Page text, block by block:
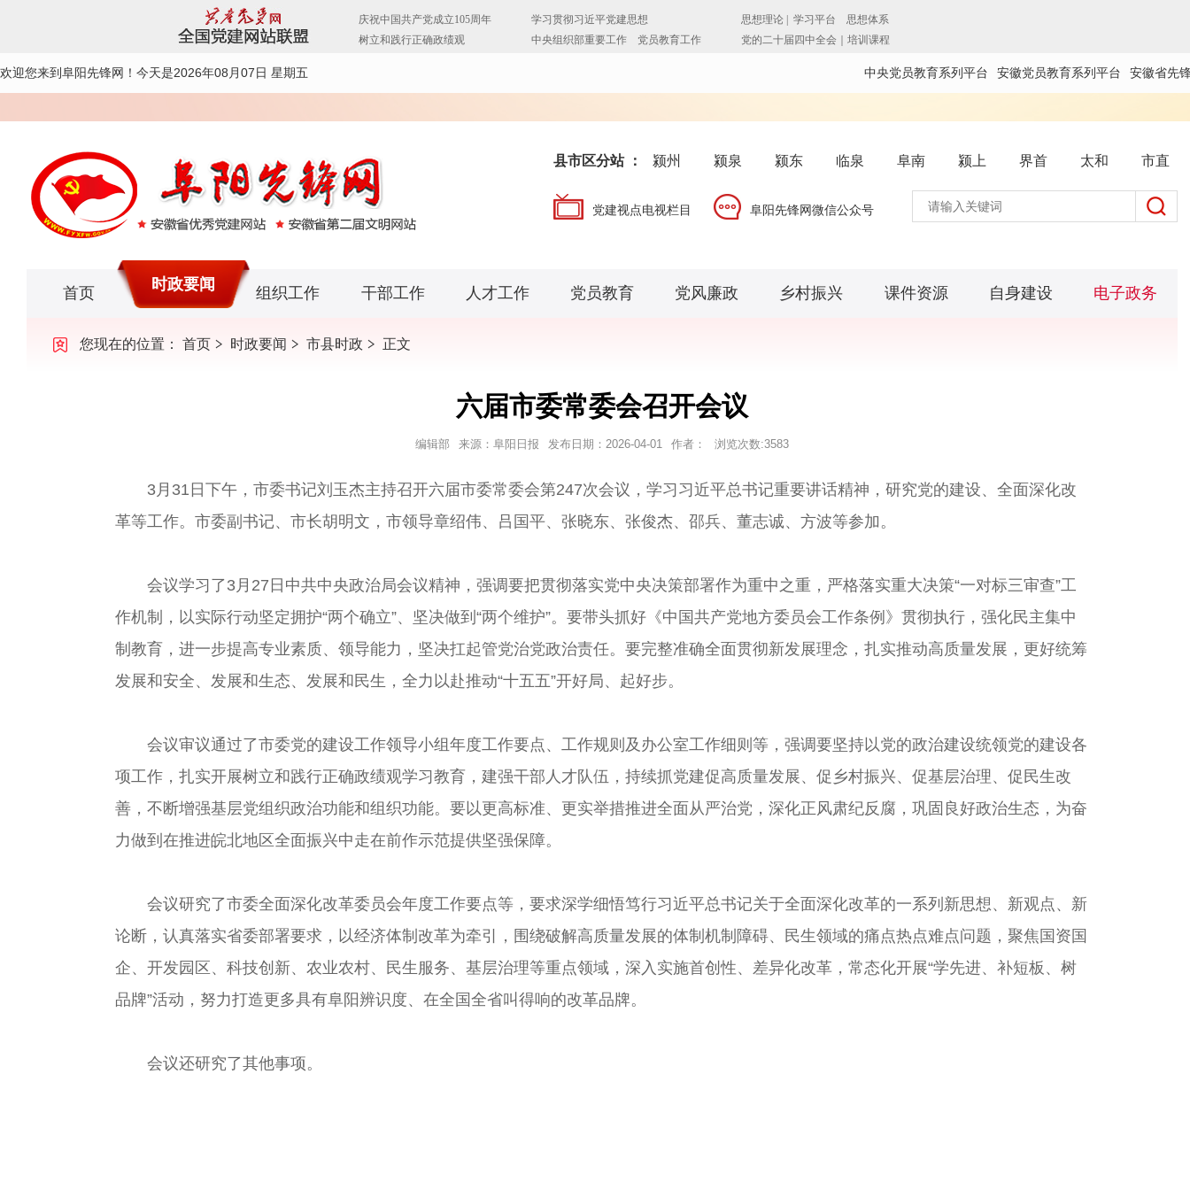
欢迎您来到阜阳先锋网！ 今天是2026年08月07日 星期五 中央党员教育系列平台 安徽党员教育系列平台 安徽省先
县市区分站 ： 颍州 颍泉 颍东 临泉 阜南 颍上 界首 太和 市直
党建视点电视栏目 阜阳先锋网微信公众号
首页 时政要闻 组织工作 干部工作 人才工作 党员教育 党风廉政 乡村振兴 课件资源 自身建设 电子政务
您现在的位置： 首页 时政要闻 市县时政 正文
六届市委常委会召开会议
编辑部 来源：阜阳日报 发布日期： 2026-04-01 作者： 浏览次数:3583
3月31日下午，市委书记刘玉杰主持召开六届市委常委会第247次会议，学习习近平总书记重要讲话精神，研究党的建设、全面深化改
革等工作。市委副书记、市长胡明文，市领导章绍伟、吕国平、张晓东、张俊杰、邵兵、董志诚、方波等参加。
会议学习了3月27日中共中央政治局会议精神，强调要把贯彻落实党中央决策部署作为重中之重，严格落实重大决策“一对标三审查”工
作机制，以实际行动坚定拥护“两个确立”、坚决做到“两个维护”。要带头抓好《中国共产党地方委员会工作条例》贯彻执行，强化民主集中
制教育，进一步提高专业素质、领导能力，坚决扛起管党治党政治责任。要完整准确全面贯彻新发展理念，扎实推动高质量发展，更好统筹
发展和安全、发展和生态、发展和民生，全力以赴推动“十五五”开好局、起好步。
会议审议通过了市委党的建设工作领导小组年度工作要点、工作规则及办公室工作细则等，强调要坚持以党的政治建设统领党的建设各
项工作，扎实开展树立和践行正确政绩观学习教育，建强干部人才队伍，持续抓党建促高质量发展、促乡村振兴、促基层治理、促民生改
善，不断增强基层党组织政治功能和组织功能。要以更高标准、更实举措推进全面从严治党，深化正风肃纪反腐，巩固良好政治生态，为奋
力做到在推进皖北地区全面振兴中走在前作示范提供坚强保障。
会议研究了市委全面深化改革委员会年度工作要点等，要求深学细悟笃行习近平总书记关于全面深化改革的一系列新思想、新观点、新
论断，认真落实省委部署要求，以经济体制改革为牵引，围绕破解高质量发展的体制机制障碍、民生领域的痛点热点难点问题，聚焦国资国
企、开发园区、科技创新、农业农村、民生服务、基层治理等重点领域，深入实施首创性、差异化改革，常态化开展“学先进、补短板、树
品牌”活动，努力打造更多具有阜阳辨识度、在全国全省叫得响的改革品牌。
会议还研究了其他事项。